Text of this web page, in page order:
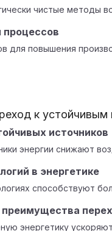
чистые методы
для повышения
к устойчивым
источников
энергии снижают
в энергетике
способствуют
энергетику